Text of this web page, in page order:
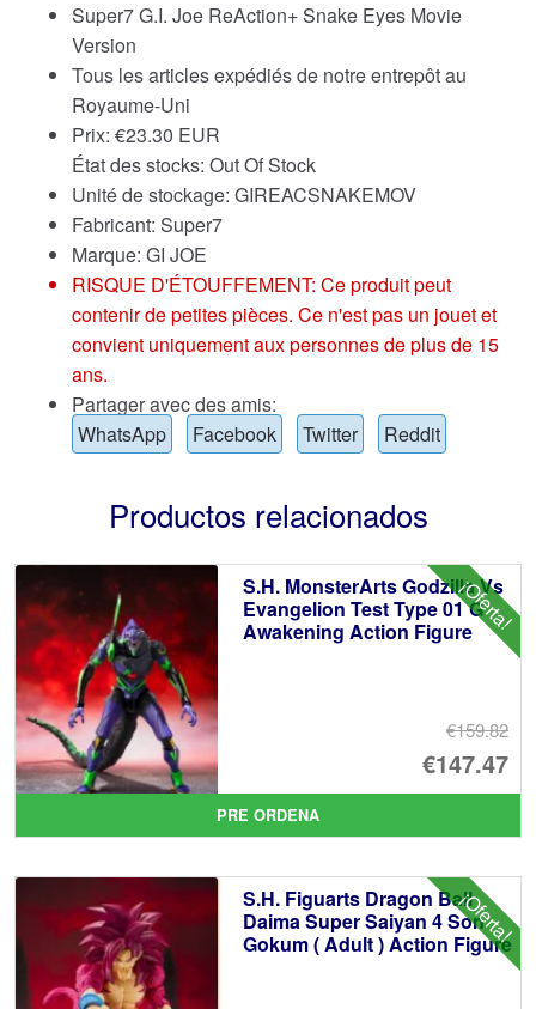
Super7 G.I. Joe ReAction+ Snake Eyes Movie
Version
Tous les articles expédiés de notre entrepôt au
Royaume-Uni
Prix: €23.30 EUR
État des stocks: Out Of Stock
Unité de stockage: GIREACSNAKEMOV
Fabricant: Super7
Marque: GI JOE
RISQUE D'ÉTOUFFEMENT: Ce produit peut
contenir de petites pièces. Ce n'est pas un jouet et
convient uniquement aux personnes de plus de 15
ans.
Partager avec des amis:
WhatsApp
Facebook Twitter Reddit
Productos relacionados
¡Oferta!
S.H. MonsterArts Godzilla Vs
Evangelion Test Type 01 G
Awakening Action Figure
€159.82
El
€147.47
El
PRE ORDENA
¡Oferta!
S.H. Figuarts Dragon Ball
Daima Super Saiyan 4 Son
Gokum ( Adult ) Action Figure